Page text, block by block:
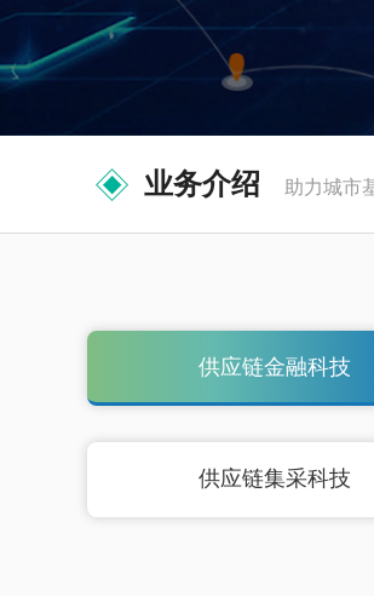
业务介绍 助力城市
供应链金融科技
供应链集采科技